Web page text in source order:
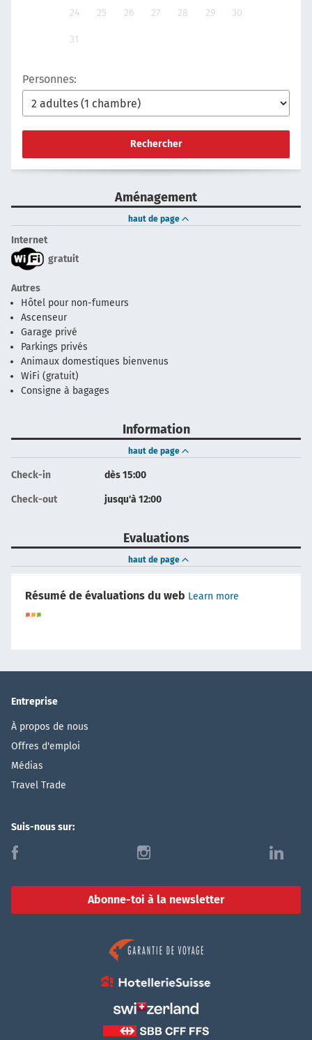
24 25 26 27 28 29 30
31
Personnes:
Rechercher
Aménagement
haut de page
Internet
gratuit
Autres
Hôtel pour non-fumeurs
Ascenseur
Garage privé
Parkings privés
Animaux domestiques bienvenus
WiFi (gratuit)
Consigne à bagages
Information
haut de page
Check-in dès 15:00
Check-out jusqu'à 12:00
Evaluations
haut de page
Résumé de évaluations du web Learn more
Entreprise
À propos de nous
Offres d'emploi
Médias
Travel Trade
Suis-nous sur:
f i l
Abonne-toi à la newsletter